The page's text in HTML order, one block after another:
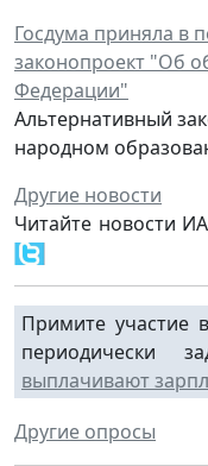
Госдума приняла в
законопроект "Об
Федерации"
Альтернативный
народном
Другие новости
Читайте новости
Примите участие в
периодически
выплачивают
Другие опросы